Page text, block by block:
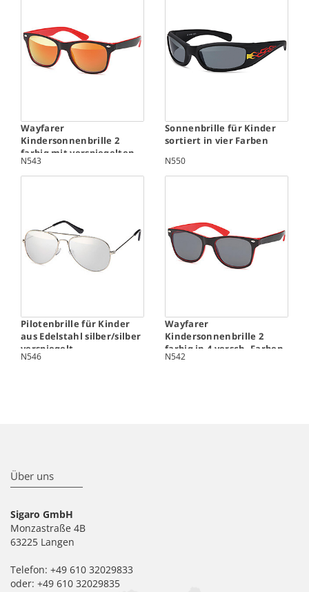
Wayfarer
Kindersonnenbrille 2
farbig mit verspiegelten
Gläsern in 4 versch.
Farben
N543
Sonnenbrille für Kinder
sortiert in vier Farben
N550
Pilotenbrille für Kinder
aus Edelstahl silber/silber
verspiegelt
N546
Wayfarer
Kindersonnenbrille 2
farbig in 4 versch. Farben
mit Gläsern in smoke
N542
Über uns
Sigaro GmbH
Monzastraße 4B
63225 Langen
Telefon: +49 610 32029833
oder: +49 610 32029835